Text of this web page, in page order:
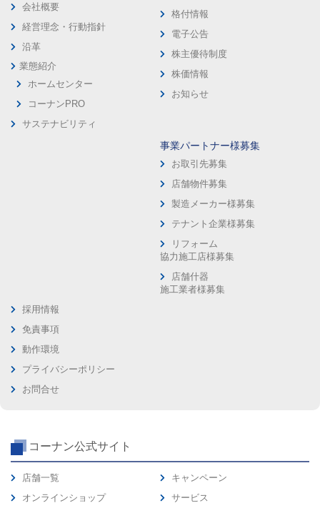
会社概要
経営理念・行動指針
沿革
業態紹介
ホームセンター
コーナンPRO
サステナビリティ
格付情報
電子公告
株主優待制度
株価情報
お知らせ
事業パートナー様募集
お取引先募集
店舗物件募集
製造メーカー様募集
テナント企業様募集
リフォーム
協力施工店様募集
店舗什器
施工業者様募集
採用情報
免責事項
動作環境
プライバシーポリシー
お問合せ
コーナン公式サイト
店舗一覧
オンラインショップ
キャンペーン
サービス